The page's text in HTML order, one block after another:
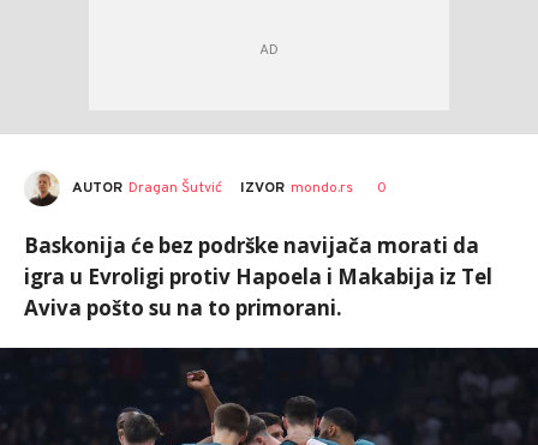
AUTOR Dragan Šutvić IZVOR mondo.rs 0
Baskonija će bez podrške navijača morati da
igra u Evroligi protiv Hapoela i Makabija iz Tel
Aviva pošto su na to primorani.